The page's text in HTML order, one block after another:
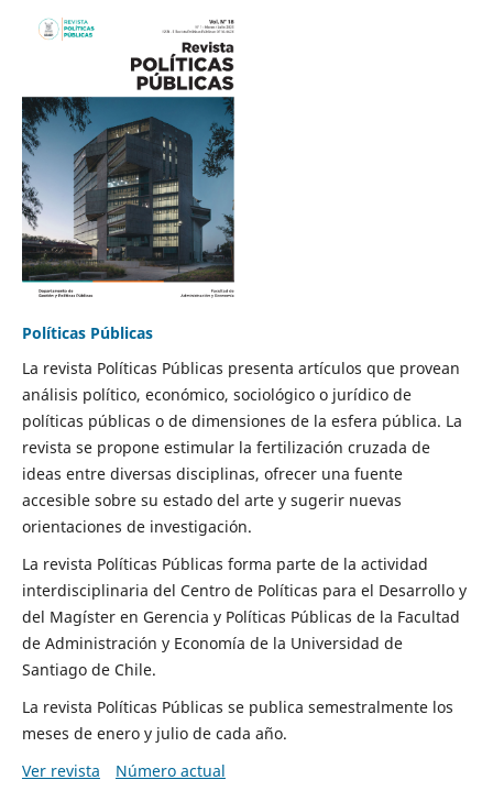
Políticas Públicas
La revista Políticas Públicas presenta artículos que provean
análisis político, económico, sociológico o jurídico de
políticas públicas o de dimensiones de la esfera pública. La
revista se propone estimular la fertilización cruzada de
ideas entre diversas disciplinas, ofrecer una fuente
accesible sobre su estado del arte y sugerir nuevas
orientaciones de investigación.
La revista Políticas Públicas forma parte de la actividad
interdisciplinaria del Centro de Políticas para el Desarrollo y
del Magíster en Gerencia y Políticas Públicas de la Facultad
de Administración y Economía de la Universidad de
Santiago de Chile.
La revista Políticas Públicas se publica semestralmente los
meses de enero y julio de cada año.
Ver revista
Número actual